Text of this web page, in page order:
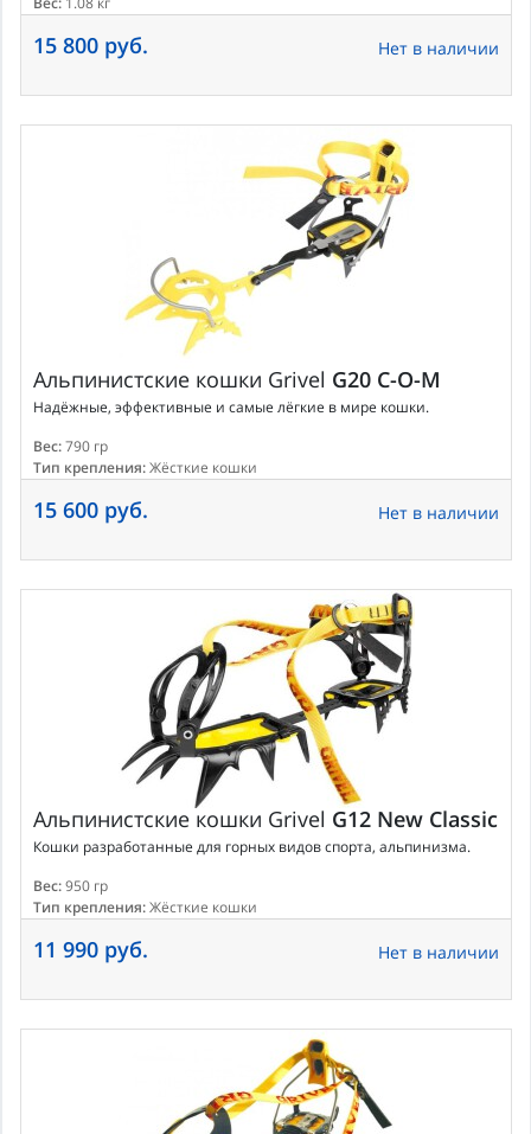
15 800 руб. Нет в наличии
Альпинистские кошки Grivel G20 C-O-M
Надёжные, эффективные и самые лёгкие в мире кошки.
Вес:790 гр
Тип крепления:Жёсткие кошки
15 600 руб. Нет в наличии
Альпинистские кошки Grivel G12 New Classic
Кошки разработанные для горных видов спорта, альпинизма.
Вес:950 гр
Тип крепления:Жёсткие кошки
11 990 руб. Нет в наличии